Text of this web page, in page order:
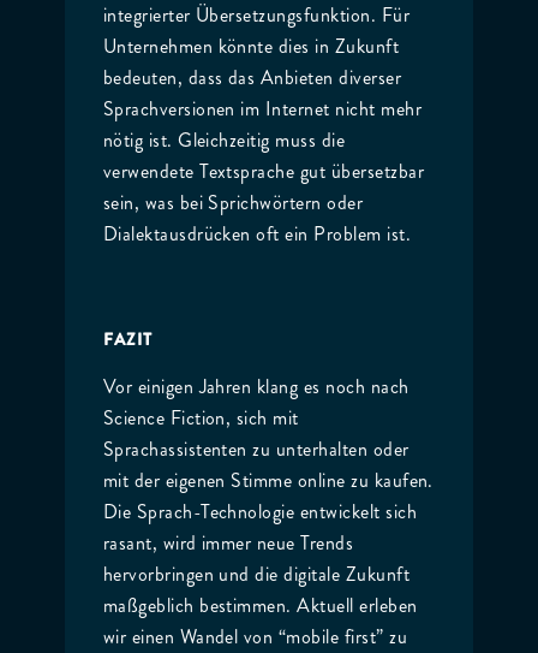
integrierter Übersetzungsfunktion. Für
Unternehmen könnte dies in Zukunft
bedeuten, dass das Anbieten diverser
Sprachversionen im Internet nicht mehr
nötig ist. Gleichzeitig muss die
verwendete Textsprache gut übersetzbar
sein, was bei Sprichwörtern oder
Dialektausdrücken oft ein Problem ist.
FAZIT
Vor einigen Jahren klang es noch nach
Science Fiction, sich mit
Sprachassistenten zu unterhalten oder
mit der eigenen Stimme online zu kaufen.
Die Sprach-Technologie entwickelt sich
rasant, wird immer neue Trends
hervorbringen und die digitale Zukunft
maßgeblich bestimmen. Aktuell erleben
wir einen Wandel von “mobile first” zu